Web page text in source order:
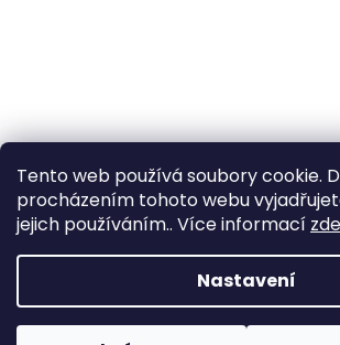
Tento web používá soubory cookie.
procházením tohoto webu
jejich používáním.. Více informací zde
Nastavení
Vytvořil Shoptet
Copyright 2026WintersportHK.